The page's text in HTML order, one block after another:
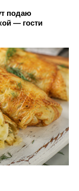
подаю
— гости